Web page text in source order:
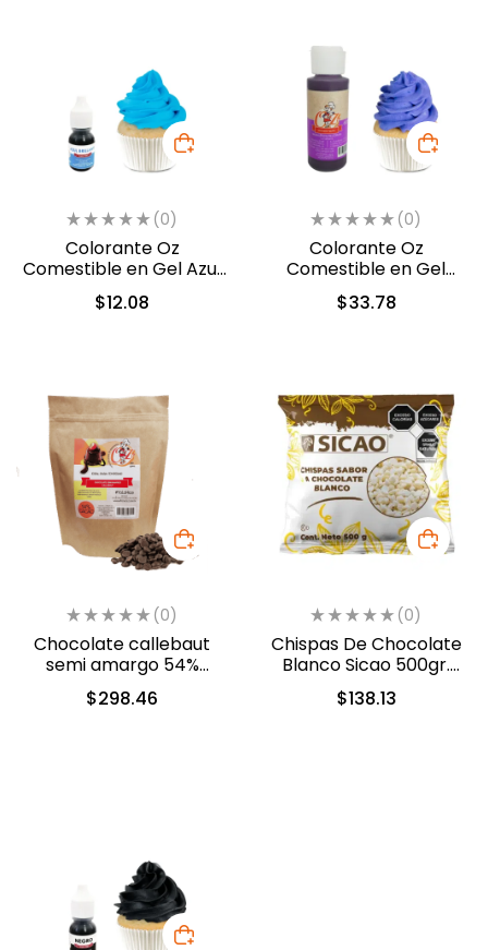
(0)
Colorante Oz
Comestible en Gel Azul
10ml (550)
$12.08
(0)
Colorante Oz
Comestible en Gel
Violeta 60ml (5312)
$33.78
(0)
Chocolate callebaut
semi amargo 54%
cacao (40-803)
$298.46
(0)
Chispas De Chocolate
Blanco Sicao 500gr.
(1922-A99)
$138.13